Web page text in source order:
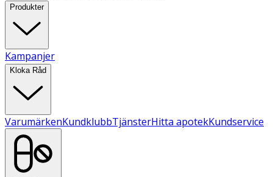
Produkter
Kampanjer
Kloka Råd
VarumärkenKundklubbTjänsterHitta apotekKundservice